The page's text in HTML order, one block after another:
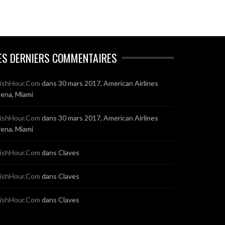
DERNIERS COMMENTAIRES
dans 30 mars 2017, American Airlines
Miami
dans 30 mars 2017, American Airlines
Miami
dans Claves
dans Claves
dans Claves